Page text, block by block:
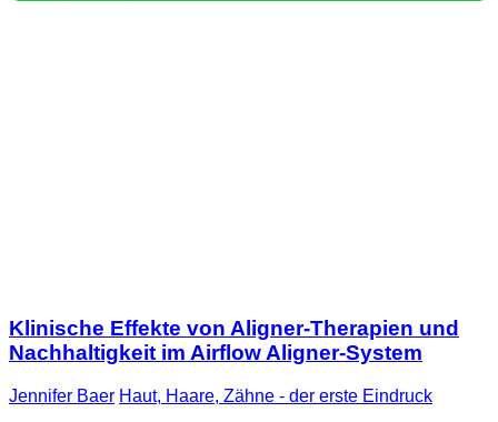
Klinische Effekte von Aligner-Therapien und
Nachhaltigkeit im Airflow Aligner-System
Jennifer Baer Haut, Haare, Zähne - der erste Eindruck